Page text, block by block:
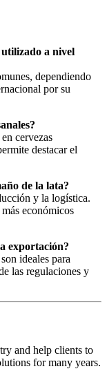
utilizado a nivel
dependiendo
por su
cervezas
destacar el
de la lata?
y la logística.
económicos
exportación?
ideales para
las regulaciones y
and help clients to
for many years.